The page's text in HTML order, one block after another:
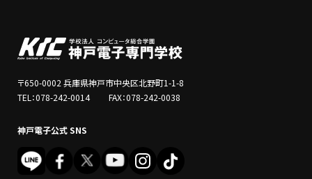
〒650-0002 兵庫県神戸市中央区北野町1-1-8
TEL：078-242-0014 FAX：078-242-0038
神戸電子公式 SNS